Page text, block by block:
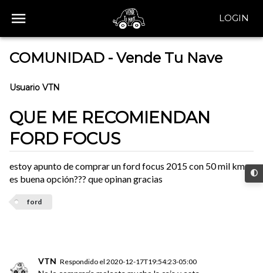
LOGIN
COMUNIDAD - Vende Tu Nave
Usuario VTN
QUE ME RECOMIENDAN
FORD FOCUS
estoy apunto de comprar un ford focus 2015 con 50 mil km
es buena opción??? que opinan gracias
ford
VTN Respondido el2020-12-17T19:54:23-05:00